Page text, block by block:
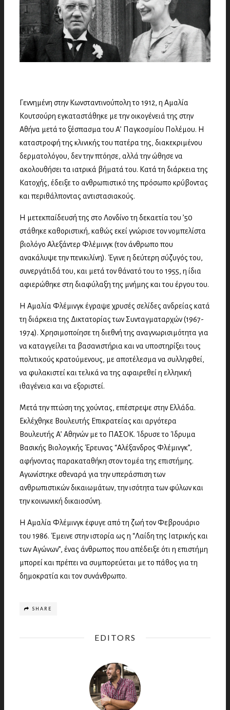
Γεννημένη στην Κωνσταντινούπολη το 1912, η Αμαλία
Κουτσούρη εγκαταστάθηκε με την οικογένειά της στην
Αθήνα μετά το ξέσπασμα του Α’ Παγκοσμίου Πολέμου. Η
καταστροφή της κλινικής του πατέρα της, διακεκριμένου
δερματολόγου, δεν την πτόησε, αλλά την ώθησε να
ακολουθήσει τα ιατρικά βήματά του. Κατά τη διάρκεια της
Κατοχής, έδειξε το ανθρωπιστικό της πρόσωπο κρύβοντας
και περιθάλποντας αντιστασιακούς.
Η μετεκπαίδευσή της στο Λονδίνο τη δεκαετία του ’50
στάθηκε καθοριστική, καθώς εκεί γνώρισε τον νομπελίστα
βιολόγο Αλεξάντερ Φλέμινγκ (τον άνθρωπο που
ανακάλυψε την πενικιλίνη). Έγινε η δεύτερη σύζυγός του,
συνεργάτιδά του, και μετά τον θάνατό του το 1955, η ίδια
αφιερώθηκε στη διαφύλαξη της μνήμης και του έργου του.
Η Αμαλία Φλέμινγκ έγραψε χρυσές σελίδες ανδρείας κατά
τη διάρκεια της Δικτατορίας των Συνταγματαρχών (1967-
1974). Χρησιμοποίησε τη διεθνή της αναγνωρισιμότητα για
να καταγγείλει τα βασανιστήρια και να υποστηρίξει τους
πολιτικούς κρατούμενους, με αποτέλεσμα να συλληφθεί,
να φυλακιστεί και τελικά να της αφαιρεθεί η ελληνική
ιθαγένεια και να εξοριστεί.
Μετά την πτώση της χούντας, επέστρεψε στην Ελλάδα.
Εκλέχθηκε Βουλευτής Επικρατείας και αργότερα
Βουλευτής Α’ Αθηνών με το ΠΑΣΟΚ. Ίδρυσε το Ίδρυμα
Βασικής Βιολογικής Έρευνας “Αλέξανδρος Φλέμινγκ”,
αφήνοντας παρακαταθήκη στον τομέα της επιστήμης.
Αγωνίστηκε σθεναρά για την υπεράσπιση των
ανθρωπιστικών δικαιωμάτων, την ισότητα των φύλων και
την κοινωνική δικαιοσύνη.
Η Αμαλία Φλέμινγκ έφυγε από τη ζωή τον Φεβρουάριο
του 1986. Έμεινε στην ιστορία ως η “Λαίδη της Ιατρικής και
των Αγώνων”, ένας άνθρωπος που απέδειξε ότι η επιστήμη
μπορεί και πρέπει να συμπορεύεται με το πάθος για τη
δημοκρατία και τον συνάνθρωπο.
SHARE
EDITORS